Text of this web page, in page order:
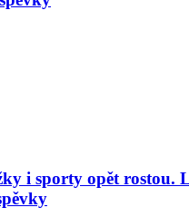
i sporty opět rostou.